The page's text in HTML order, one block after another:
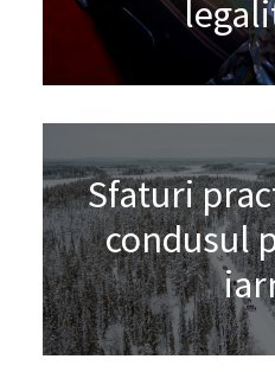
Sfaturi
condusul